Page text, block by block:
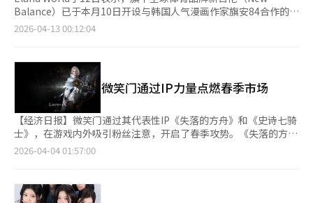
务免费提供20多项功能，专注于个人用户，随着生成型AI的普及，
用户基础迅速扩大。AI内容平台“Crack”也被视为新的增长动
力，用户可与AI角色互动，创作故事。Luiten已进入日本市场，并
机构的AI转型业务，通过“LuitenAX”提供AI教育和自动化解决方
案，支持企业AI转型。Luiten通过个人AI服务、内容平台和企业AX
业务的扩展，实现盈利模式多元化。面对激烈的生成型AI市场竞
争，公司计划通过服务扩展继续增长。Luiten首席执行官李世英表
示：“去年的J曲线增长在今年继续加速。我们将通过AX业务的全
面展开和全球市场拓展，继续保持强劲增长，成为韩国代表性的AI
服务公司。”※ 本报道经人工智能（AI）系统翻译与编辑。
Balance）已于本月10日开设与韩国人气漫画作家旗安84合作的快
闪店。该快闪店分别在新百伦直营圣水店及乐天Time Villas水原
生活用品及鞋类等品类，并结合多样化互动体验内容。圣水店设有
主题拍照区及跑鞋展示空间，水原店则推出图纸涂色、踏步机游戏
等体验项目。 此外，活动期间针对部分产品推出限量赠品及体验
活动，包括购买指定跑鞋可参与跑步课程抽签。该课程预计将于4
月21日在汝矣岛举行。 新百伦方面表示，此次快闪店旨在通过线
下空间提升消费者对联名产品的体验，未来也将持续通过多样化内
容加强与消费者的互动。 另一方面，旗安84联名服装及生活用品
将于4月17日起在新百伦明洞、大邱Run Hub、现代首尔百货
北村Run Hub等主要线下门店陆续发售。
2026-04-13 00:12:04
微笑门通过IP力量点燃春季市场
【经济日报】微笑门通过其代表性IP《失落的方舟》和《史诗七骑
士》，在游戏内外吸引粉丝注意，开启了春季攻势。《失落的方
舟》首次推出的高端手办提升了IP的收藏价值，而《史诗七骑士》
新增长动力的多元化战略。◆ 《失落的方舟》手办售罄，IP力量延
伸至游戏外韩国代表性MMORPG《失落的方舟》首次推出的官方
2026-04-04 01:57:00